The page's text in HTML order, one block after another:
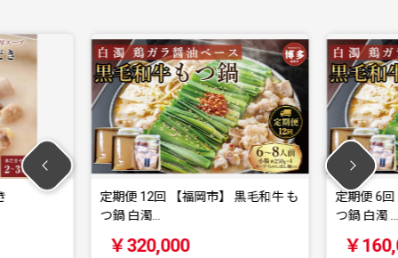
定期便 12回 【福岡市】 黒毛和牛 も
つ鍋 白濁…
￥320,000
定期便 6
つ鍋 白濁 …
￥